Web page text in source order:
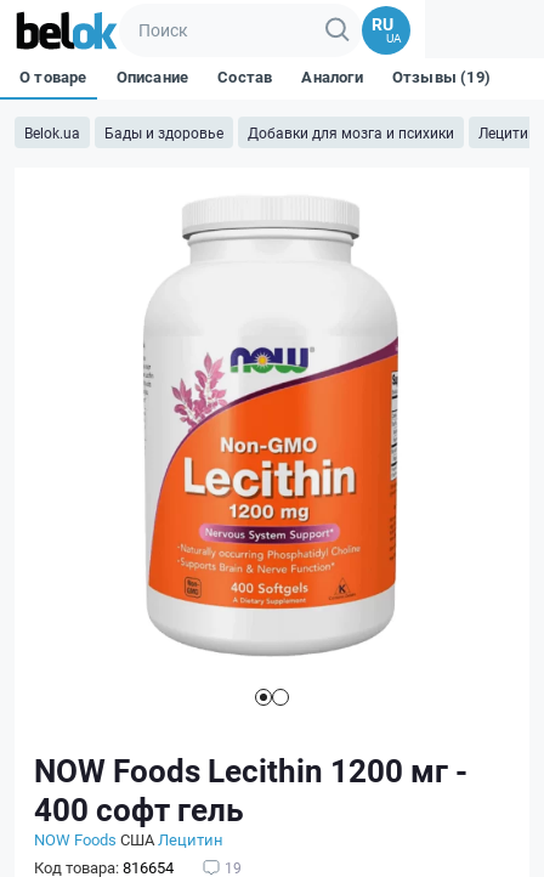
RU
UA
Belok.ua Бады и здоровье Добавки для мозга и психики Лецитин
О товаре Описание Состав Аналоги Отзывы (19)
NOW Foods Lecithin 1200 мг -
400 софт гель
NOW Foods СШАЛецитин
Код товара:816654 19